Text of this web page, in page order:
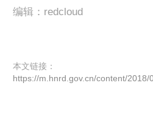
编辑：redcloud
本文链接：
https://m.hnrd.gov.cn/content/2018/